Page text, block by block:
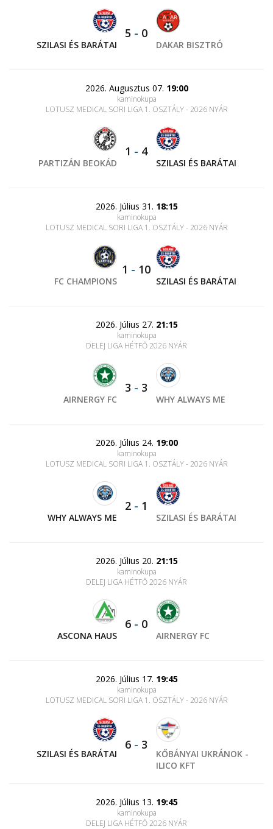
SZILASI ÉS BARÁTAI
5 - 0
DAKAR BISZTRÓ
2026. Augusztus 07. 19:00
kaminokupa
LOTUSZ MEDICAL SORI LIGA 1. OSZTÁLY - 2026 NYÁR
PARTIZÁN BEOKÁD
1 - 4
SZILASI ÉS BARÁTAI
2026. Július 31. 18:15
kaminokupa
LOTUSZ MEDICAL SORI LIGA 1. OSZTÁLY - 2026 NYÁR
FC CHAMPIONS
1 - 10
SZILASI ÉS BARÁTAI
2026. Július 27. 21:15
kaminokupa
DELEJ LIGA HÉTFŐ 2026 NYÁR
AIRNERGY FC
3 - 3
WHY ALWAYS ME
2026. Július 24. 19:00
kaminokupa
LOTUSZ MEDICAL SORI LIGA 1. OSZTÁLY - 2026 NYÁR
WHY ALWAYS ME
2 - 1
SZILASI ÉS BARÁTAI
2026. Július 20. 21:15
kaminokupa
DELEJ LIGA HÉTFŐ 2026 NYÁR
ASCONA HAUS
6 - 0
AIRNERGY FC
2026. Július 17. 19:45
kaminokupa
LOTUSZ MEDICAL SORI LIGA 1. OSZTÁLY - 2026 NYÁR
SZILASI ÉS BARÁTAI
6 - 3
KŐBÁNYAI UKRÁNOK -
ILICO KFT
2026. Július 13. 19:45
kaminokupa
DELEJ LIGA HÉTFŐ 2026 NYÁR